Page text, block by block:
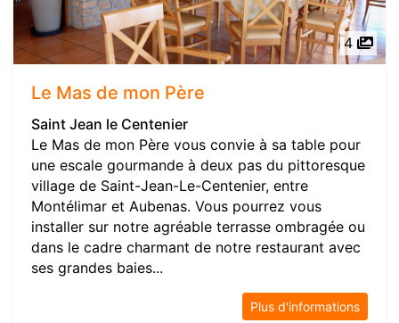
4
Le Mas de mon Père
Saint Jean le Centenier
Le Mas de mon Père vous convie à sa table pour
une escale gourmande à deux pas du pittoresque
village de Saint-Jean-Le-Centenier, entre
Montélimar et Aubenas. Vous pourrez vous
installer sur notre agréable terrasse ombragée ou
dans le cadre charmant de notre restaurant avec
ses grandes baies...
Plus d'informations